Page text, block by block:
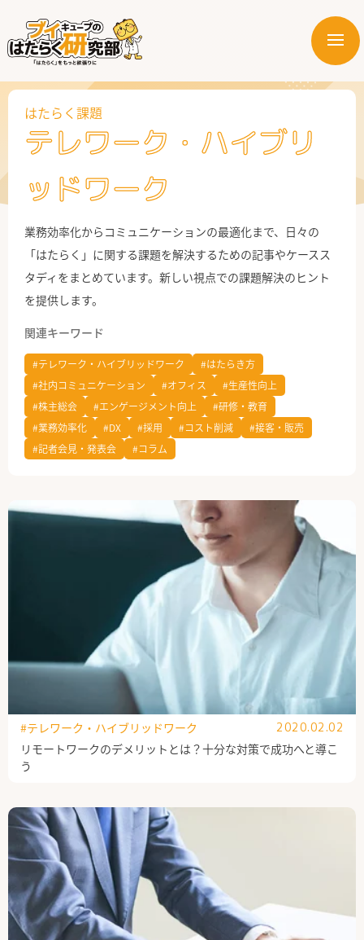
メ
ー
はたらく部署
はたらく課題
はたらく製品・サービス
公式Facebook
はたらく課題
テレワーク・ハイブリ
ッドワーク
業務効率化からコミュニケーションの最適化まで、日々の
「はたらく」に関する課題を解決するための記事やケースス
タディをまとめています。新しい視点での課題解決のヒント
を提供します。
関連キーワード
#テレワーク・ハイブリッドワーク
#はたらき方
#社内コミュニケーション
#オフィス
#生産性向上
#株主総会
#エンゲージメント向上
#研修・教育
#業務効率化
#DX #採用 #コスト削減
#接客・販売
#記者会見・発表会
#コラム
リモートワークのデメリットとは？十分な対策で成功へと導こ
う
#テレワーク・ハイブリッドワーク 2020.02.02